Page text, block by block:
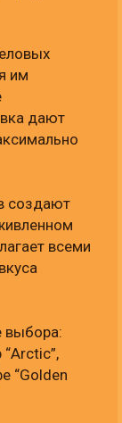
им
дают
создают
всеми
выбора:
“Arctic”,
“Golden